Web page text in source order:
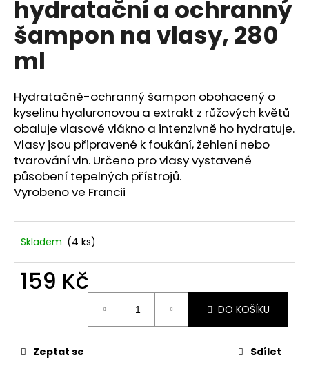
hydratační a ochranný
šampon na vlasy, 280
ml
Hydratačně-ochranný šampon obohacený o
kyselinu hyaluronovou a extrakt z růžových květů
obaluje vlasové vlákno a intenzivně ho hydratuje.
Vlasy jsou připravené k foukání, žehlení nebo
tvarování vln. Určeno pro vlasy vystavené
působení tepelných přístrojů.
Vyrobeno ve Francii
Skladem (4 ks)
159 Kč
DO KOŠÍKU
Zeptat se Sdílet
o
p
o
r
u
u
j
e
m
e
STABILIZOVANÁ
MODRÁ
VĚČNÁ
RŮŽE
398
Kč